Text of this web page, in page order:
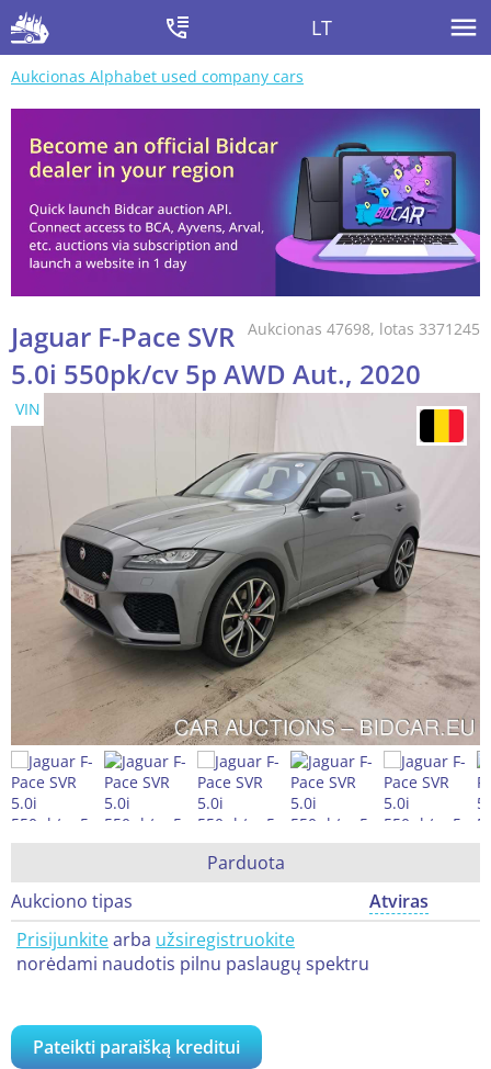
LT
Aukcionas Alphabet used company cars
Aukcionas 47698, lotas 3371245
Jaguar F-Pace SVR
5.0i 550pk/cv 5p AWD Aut., 2020
VIN
Parduota
Aukciono tipas
Atviras
Prisijunkitearba užsiregistruokite
norėdami naudotis pilnu paslaugų spektru
Pateikti paraišką kreditui